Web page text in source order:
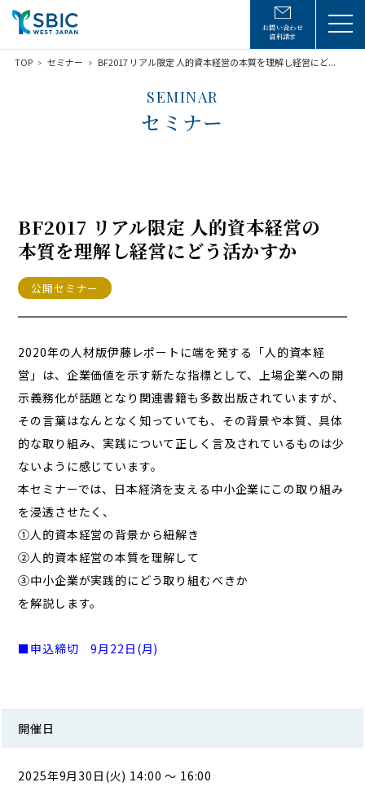
お問い合わせ
資料請求
TOP セミナー BF2017 リアル限定 人的資本経営の本質を理解し経営にど...
SEMINAR
セミナー
BF2017 リアル限定 人的資本経営の
本質を理解し経営にどう活かすか
公開セミナー
2020年の人材版伊藤レポートに端を発する「人的資本経
営」は、企業価値を示す新たな指標として、上場企業への開
示義務化が話題となり関連書籍も多数出版されていますが、
その言葉はなんとなく知っていても、その背景や本質、具体
的な取り組み、実践について正しく言及されているものは少
ないように感じています。
本セミナーでは、日本経済を支える中小企業にこの取り組み
を浸透させたく、
①人的資本経営の背景から紐解き
②人的資本経営の本質を理解して
③中小企業が実践的にどう取り組むべきか
を解説します。
■申込締切 9月22 日(月)
開催日
2025年9月30日(火) 14:00 ～ 16:00